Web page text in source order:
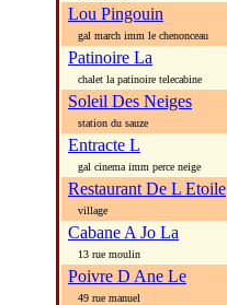
Lou Pingouin
gal march imm le chenonceau
Patinoire La
chalet la patinoire telecabine
Soleil Des Neiges
station du sauze
Entracte L
gal cinema imm perce neige
Restaurant De L Etoile
village
Cabane A Jo La
13 rue moulin
Poivre D Ane Le
49 rue manuel